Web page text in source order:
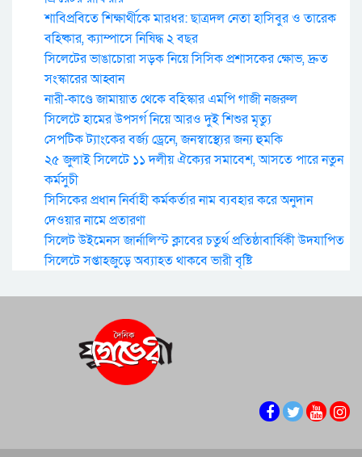
শাবিপ্রবিতে শিক্ষার্থীকে মারধর: ছাত্রদল নেতা হাসিবুর ও তারেক
বহিষ্কার, ক্যাম্পাসে নিষিদ্ধ ২ বছর
সিলেটের ভাঙাচোরা সড়ক নিয়ে সিসিক প্রশাসকের ক্ষোভ, দ্রুত
সংস্কারের আহ্বান
নারী-কাণ্ডে জামায়াত থেকে বহিস্কার এমপি গাজী নজরুল
সিলেটে হামের উপসর্গ নিয়ে আরও দুই শিশুর মৃত্যু
সেপটিক ট্যাংকের বর্জ্য ড্রেনে, জনস্বাস্থ্যের জন্য হুমকি
২৫ জুলাই সিলেটে ১১ দলীয় ঐক্যের সমাবেশ, আসতে পারে নতুন
কর্মসুচী
সিসিকের প্রধান নির্বাহী কর্মকর্তার নাম ব্যবহার করে অনুদান
দেওয়ার নামে প্রতারণা
সিলেট উইমেনস জার্নালিস্ট ক্লাবের চতুর্থ প্রতিষ্ঠাবার্ষিকী উদযাপিত
সিলেটে সপ্তাহজুড়ে অব্যাহত থাকবে ভারী বৃষ্টি